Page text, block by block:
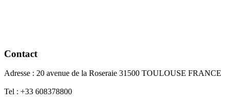
Contact
Adresse : 20 avenue de la Roseraie 31500 TOULOUSE FRANCE
Tel : +33 608378800